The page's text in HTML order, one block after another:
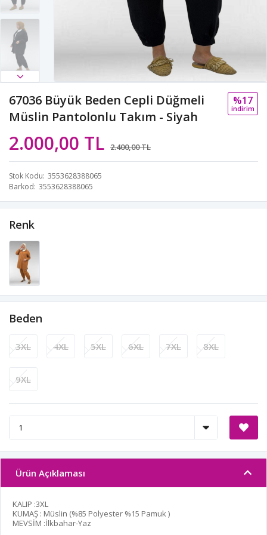
67036 Büyük Beden Cepli Düğmeli
Müslin Pantolonlu Takım - Siyah
2.000,00 TL 2.400,00 TL
%17
i̇ndi̇ri̇m
Stok Kodu 3553628388065
Barkod 3553628388065
Renk
Beden
3XL 4XL 5XL 6XL 7XL 8XL
9XL
Ürün Açıklaması
KALIP :3XL
KUMAŞ : Müslin (%85 Polyester %15 Pamuk )
MEVSİM :İlkbahar-Yaz